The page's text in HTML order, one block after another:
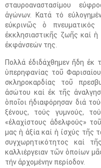
σταυροαναστασίμου
ἀγώνων. Κατά τό
εὐκρινῶς ὁ
ἐκκλησιαστικῆς ζωῆς καί
ἐκφάνσεών της.
Πολλά ἐδιδάχθημεν ἤδη ἐκ
ὑπερηφανίας τοῦ
σκληροκαρδίας τοῦ
ἀσώτου καί ἐκ τῆς
ὁποῖοι ἠδιαφόρησαν διά
ξένους, τούς γυμνούς,
«ἐλαχίστους ἀδελφούς»
μας ἡ ἀξία καί ἡ ἰσχύς τῆς
συγχωρητικότητος καί
καλλιέργειαν τῶν ὁποίων
τήν ἀρχομένην περίοδον.